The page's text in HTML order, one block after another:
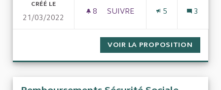
CRÉÉ LE
21/03/2022
8 8 ABONNÉS
SUIVRE
5 3
VOIR LA PROPOSITION